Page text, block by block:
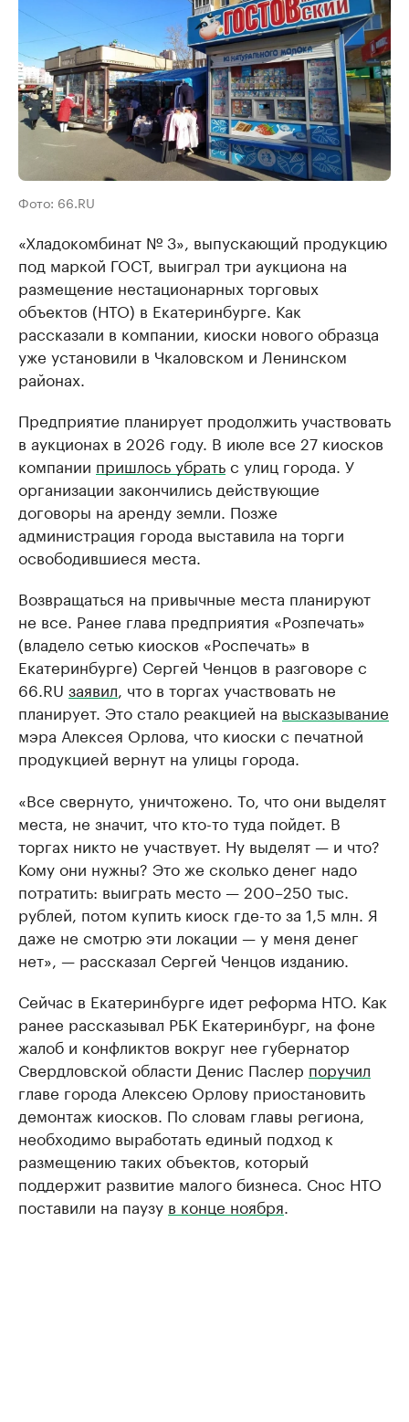
Фото: 66.RU
«Хладокомбинат № 3», выпускающий продукцию
под маркой ГОСТ, выиграл три аукциона на
размещение нестационарных торговых
объектов (НТО) в Екатеринбурге. Как
рассказали в компании, киоски нового образца
уже установили в Чкаловском и Ленинском
районах.
Предприятие планирует продолжить участвовать
в аукционах в 2026 году. В июле все 27 киосков
компании пришлось убратьс улиц города. У
организации закончились действующие
договоры на аренду земли. Позже
администрация города выставила на торги
освободившиеся места.
Возвращаться на привычные места планируют
не все. Ранее глава предприятия «Розпечать»
(владело сетью киосков «Роспечать» в
Екатеринбурге) Сергей Ченцов в разговоре с
66.RU заявил , что в торгах участвовать не
планирует. Это стало реакцией на высказывание
мэра Алексея Орлова, что киоски с печатной
продукцией вернут на улицы города.
«Все свернуто, уничтожено. То, что они выделят
места, не значит, что кто-то туда пойдет. В
торгах никто не участвует. Ну выделят — и что?
Кому они нужны? Это же сколько денег надо
потратить: выиграть место — 200–250 тыс.
рублей, потом купить киоск где-то за 1,5 млн. Я
даже не смотрю эти локации — у меня денег
нет», — рассказал Сергей Ченцов изданию.
Сейчас в Екатеринбурге идет реформа НТО. Как
ранее рассказывал РБК Екатеринбург, на фоне
жалоб и конфликтов вокруг нее губернатор
Свердловской области Денис Паслер поручил
главе города Алексею Орлову приостановить
демонтаж киосков. По словам главы региона,
необходимо выработать единый подход к
размещению таких объектов, который
поддержит развитие малого бизнеса. Снос НТО
поставили на паузу в конце ноября